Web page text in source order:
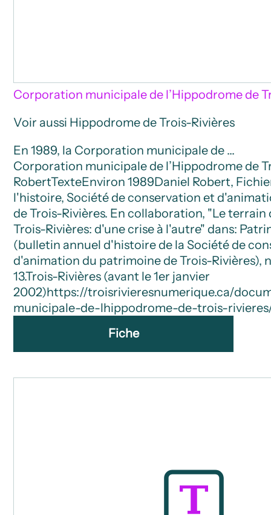
Corporation municipale de l’Hippodrome de
Voir aussi Hippodrome de Trois-Rivières
En 1989, la Corporation municipale de …
Corporation municipale de l’Hippodrome de
RobertTexteEnviron 1989Daniel Robert,
l'histoire, Société de conservation et
de Trois-Rivières. En collaboration, "Le terrain
Trois-Rivières: d'une crise à l'autre" dans:
(bulletin annuel d'histoire de la Société de
d'animation du patrimoine de Trois-Rivières),
13.Trois-Rivières (avant le 1er janvier
2002)https://troisrivieresnumerique.ca/
municipale-de-lhippodrome-de-trois-
Fiche